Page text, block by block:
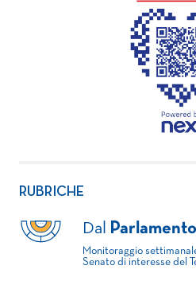
RUBRICHE
Dal Parlamento
Monitoraggio
Senato di interesse del